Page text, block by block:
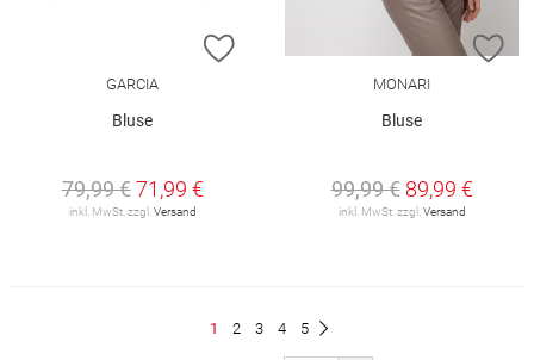
ZUR WUNSCHLISTE HINZUFÜGEN
GARCIA
Bluse
79,99 € 71,99 €
inkl. MwSt. zzgl.Versand
MONARI
Bluse
99,99 € 89,99 €
inkl. MwSt. zzgl.Versand
Du
1 Seite
2 Seite
3 Seite
4 Seite
5